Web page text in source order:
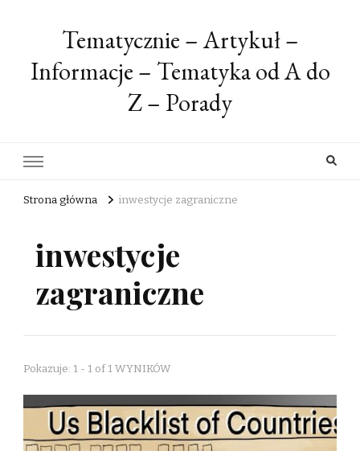
Tematycznie – Artykuł –
Informacje – Tematyka od A do
Z – Porady
Strona główna inwestycje zagraniczne
inwestycje
zagraniczne
Pokazuje: 1 - 1 of 1 WYNIKÓW